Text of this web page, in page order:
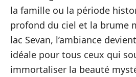
la famille ou la période
profond du ciel et la brume
lac Sevan, l’ambiance
idéale pour tous ceux qui
immortaliser la beauté